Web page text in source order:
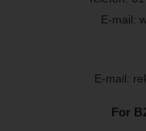
E-mail:
E-mail:
For